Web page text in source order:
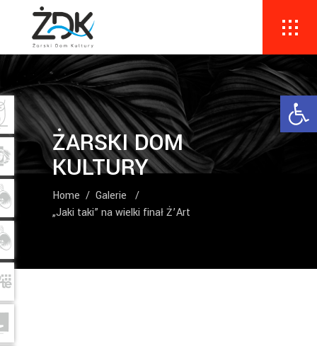
ŻARSKI DOM
KULTURY
Home / Galerie
/
„Jaki taki” na wielki finał Ż’Art